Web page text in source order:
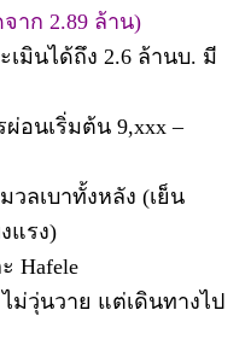
าก 2.89 ล้าน)
เมินได้ถึง 2.6 ล้านบ. มี
อนเริ่มต้น 9,xxx –
วลเบาทั้งหลัง (เย็น
แรง)
Hafele
ไม่วุ่นวาย แต่เดินทางไป